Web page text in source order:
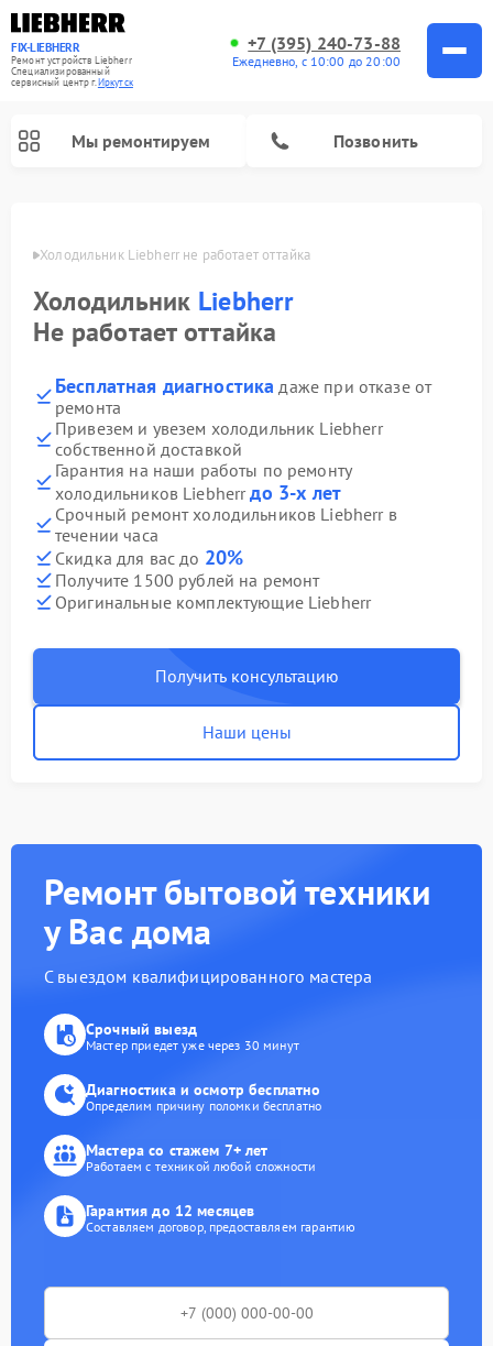
FIX-LIEBHERR
Ремонт устройств Liebherr
Специализированный
cервисный центр г.Иркутск
+7 (395) 240-73-88
Ежедневно, с 10:00 до 20:00
Мы ремонтируем Позвонить
Холодильник Liebherr не работает оттайка
Холодильник Liebherr
Не работает оттайка
Бесплатная диагностика даже при отказе от
ремонта
Привезем и увезем холодильник Liebherr
собственной доставкой
Гарантия на наши работы по ремонту
холодильников Liebherrдо 3-х лет
Срочный ремонт холодильников Liebherr в
течении часа
Скидка для вас до 20%
Получите 1500 рублей на ремонт
Оригинальные комплектующие Liebherr
Получить консультацию
Наши цены
Ремонт бытовой техники
у Вас дома
С выездом квалифицированного мастера
Срочный выезд
Мастер приедет уже через 30 минут
Диагностика и осмотр бесплатно
Определим причину поломки бесплатно
Мастера со стажем 7+ лет
Работаем с техникой любой сложности
Гарантия до 12 месяцев
Составляем договор, предоставляем гарантию